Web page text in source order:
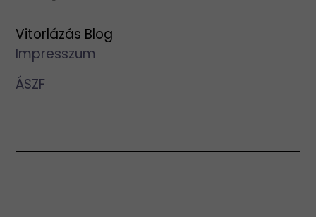
Vitorlázás Blog
Impresszum
ÁSZF